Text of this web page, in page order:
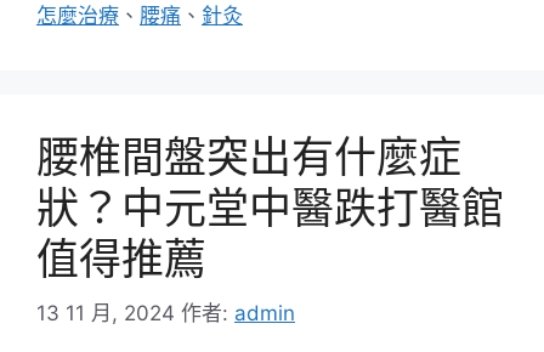
怎麼治療 、 腰痛 、 針灸
腰椎間盤突出有什麼症
狀？中元堂中醫跌打醫館
值得推薦
13 11 月, 2024 作者: admin